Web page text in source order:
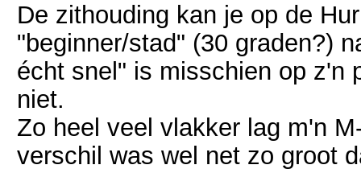
De zithouding kan je op de
"beginner/stad" (30 graden?)
écht snel" is misschien op z'n
niet.
Zo heel veel vlakker lag m'n
verschil was wel net zo groot